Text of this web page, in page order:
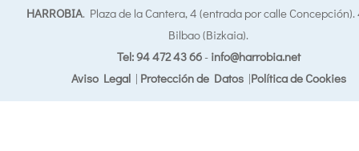
HARROBIA. Plaza de la Cantera, 4 (entrada por calle
Bilbao (Bizkaia).
Tel: 94 472 43 66- info@harrobia.net
Aviso Legal| Protección de Datos|Política de Cookies